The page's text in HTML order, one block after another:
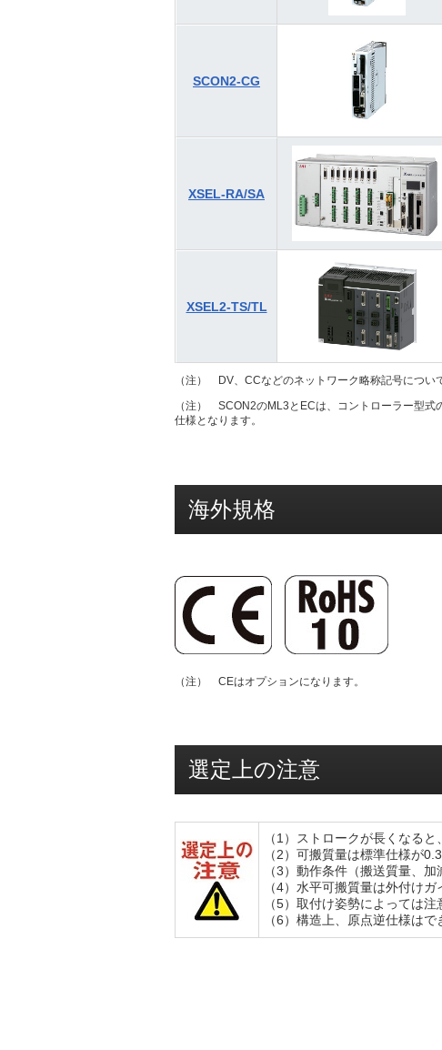
SCON2-CG
XSEL-RA/SA
XSEL2-TS/TL
（注） DV、CCなどのネットワーク略称記号につい
（注） SCON2のML3とECは、コントローラー型式
仕様となります。
海外規格
（注） CEはオプションになります。
選定上の注意
（1）ストロークが長くなる
（2）可搬質量は標準仕様が
（3）動作条件（搬送質量、
（4）水平可搬質量は外付け
（5）取付け姿勢によっては
（6）構造上、原点逆仕様は